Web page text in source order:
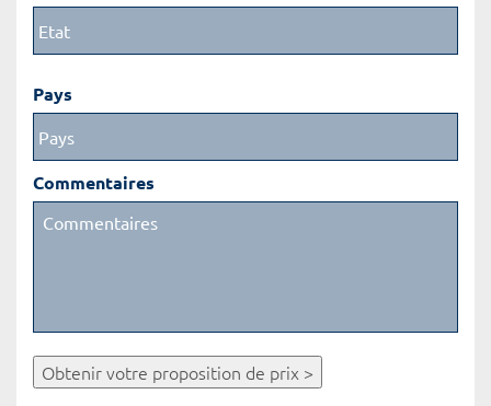
Pays
Commentaires
Obtenir votre proposition de prix >